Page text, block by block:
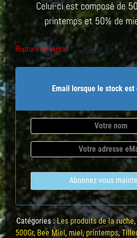
Celui-ci est composé de
printemps et 50% de
Rupture de stock
Email lorsque le stock
Abonnez-vous
Catégories :Les produits de la ruche,
500Gr, Bee Miel, miel, printemps,